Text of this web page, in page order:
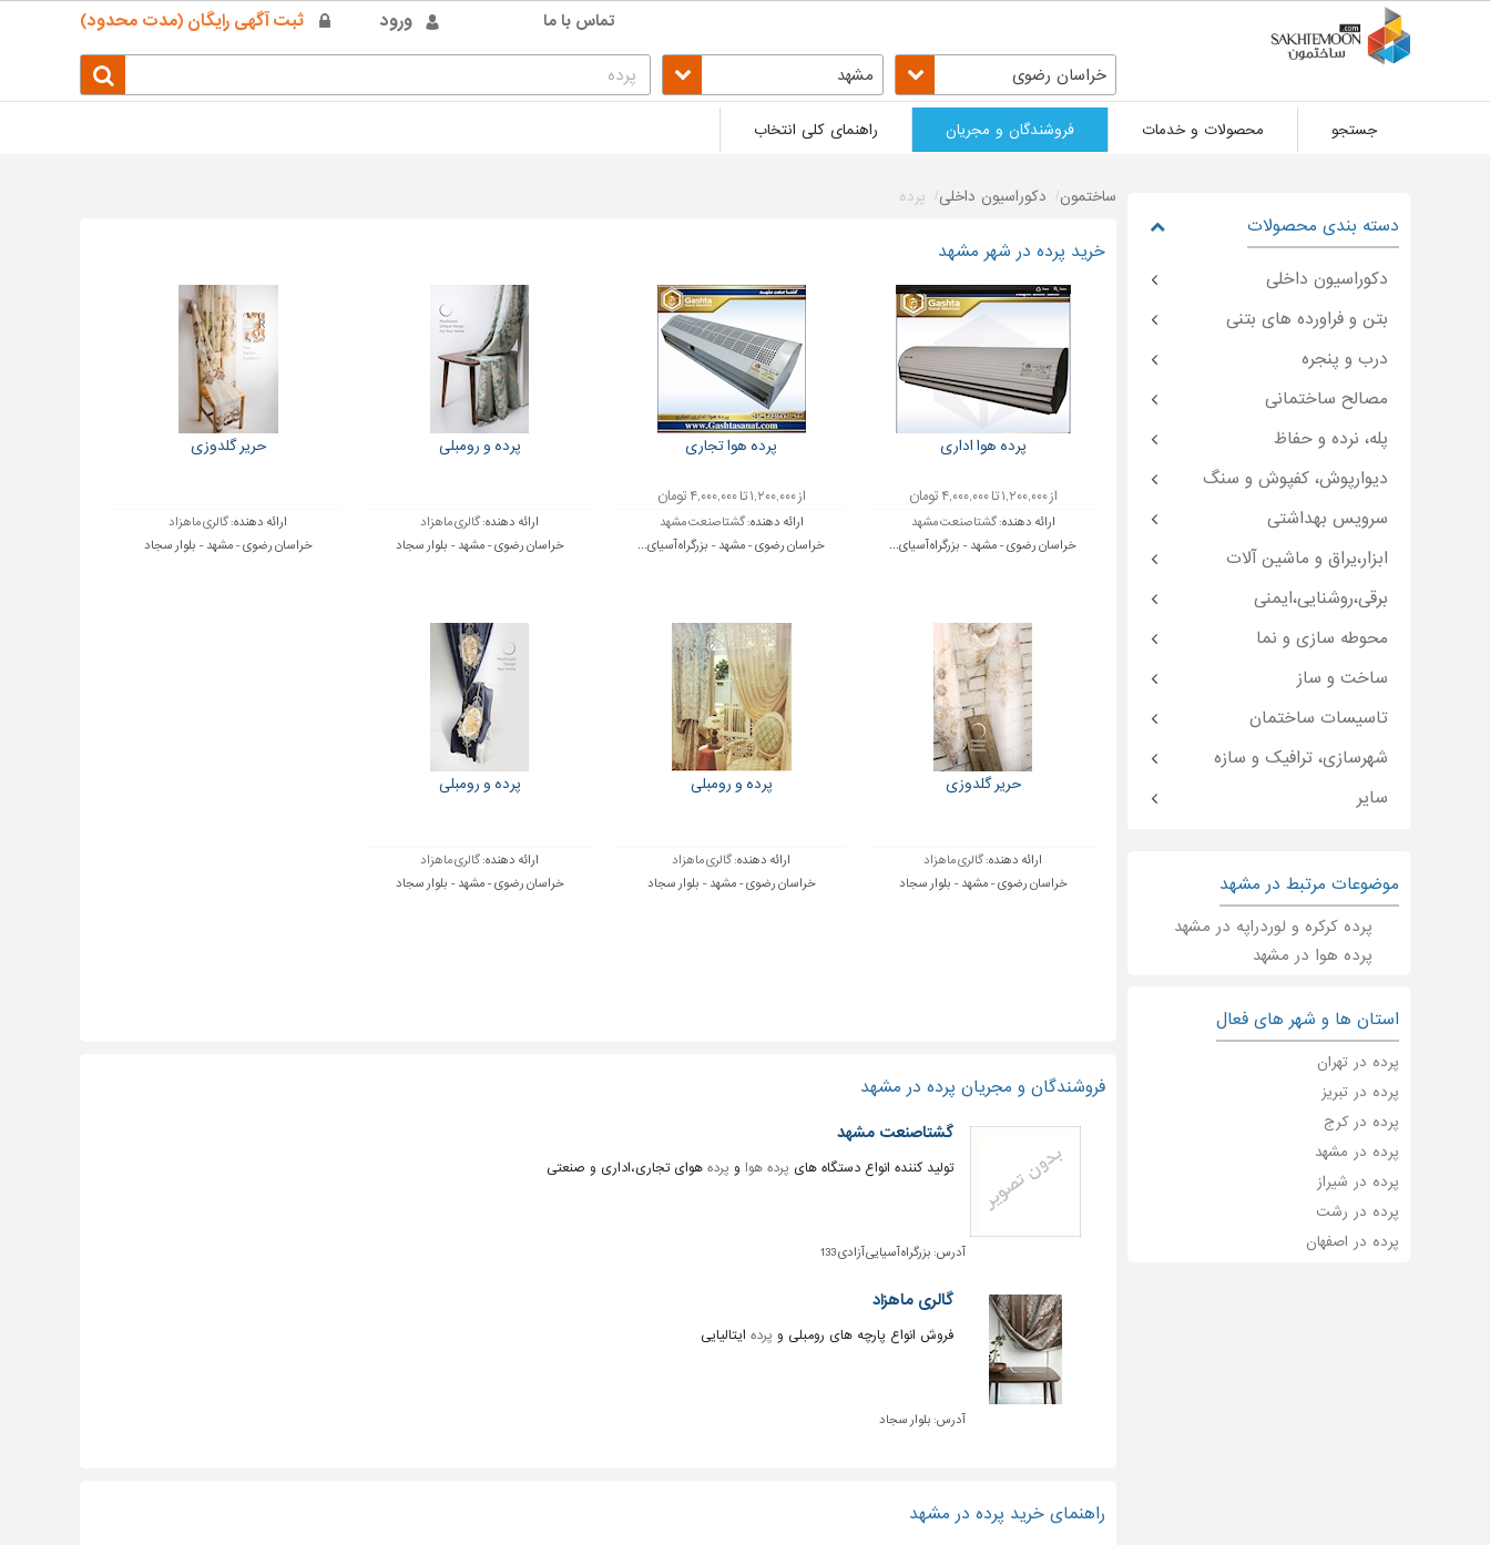
ورود ثبت آگهی رایگان (مدت محدود) تماس با ما
خراسان رضوی مشهد
جستجو محصولات و خدمات فروشندگان و مجریان راهنمای کلی انتخاب
ساختمون دکوراسیون داخلی پرده
خرید پرده در شهر مشهد
پرده هوا اداری
از ۱,۲۰۰,۰۰۰ تا ۴,۰۰۰,۰۰۰ تومان
ارائه دهنده:گشتاصنعت مشهد
خراسان رضوی - مشهد - بزرگراه آسیای...
پرده هوا تجاری
از ۱,۲۰۰,۰۰۰ تا ۴,۰۰۰,۰۰۰ تومان
ارائه دهنده:گشتاصنعت مشهد
خراسان رضوی - مشهد - بزرگراه آسیای...
پرده و رومبلی
ارائه دهنده:گالری ماهزاد
خراسان رضوی - مشهد - بلوار سجاد
حریر گلدوزی
ارائه دهنده:گالری ماهزاد
خراسان رضوی - مشهد - بلوار سجاد
حریر گلدوزی
ارائه دهنده:گالری ماهزاد
خراسان رضوی - مشهد - بلوار سجاد
پرده و رومبلی
ارائه دهنده:گالری ماهزاد
خراسان رضوی - مشهد - بلوار سجاد
پرده و رومبلی
ارائه دهنده:گالری ماهزاد
خراسان رضوی - مشهد - بلوار سجاد
فروشندگان و مجریان پرده در مشهد
گشتاصنعت مشهد
تولید کننده انواع دستگاه های پرده هوا و پرده هوای تجاری،اداری و صنعتی
آدرس: بزرگراه آسیایی آزادی 133
گالری ماهزاد
فروش انواع پارچه های رومبلی و پرده ایتالیایی
آدرس: بلوار سجاد
راهنمای خرید پرده در مشهد
دسته بندی محصولات
دکوراسیون داخلی
بتن و فراورده های بتنی
درب و پنجره
مصالح ساختمانی
پله، نرده و حفاظ
دیوارپوش، کفپوش و سنگ
سرویس بهداشتی
ابزار،یراق و ماشین آلات
برقی،روشنایی،ایمنی
محوطه سازی و نما
ساخت و ساز
تاسیسات ساختمان
شهرسازی، ترافیک و سازه
سایر
موضوعات مرتبط در مشهد
پرده کرکره و لوردراپه در مشهد
پرده هوا در مشهد
استان ها و شهر های فعال
پرده در تهران
پرده در تبریز
پرده در کرج
پرده در مشهد
پرده در شیراز
پرده در رشت
پرده در اصفهان